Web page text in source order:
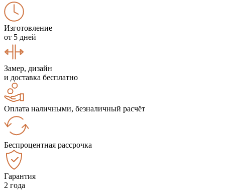
Изготовление
от 5 дней
Замер, дизайн
и доставка бесплатно
Оплата наличными, безналичный расчёт
Беспроцентная рассрочка
Гарантия
2 года